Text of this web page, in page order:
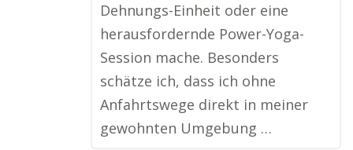
Dehnungs-Einheit oder eine
herausfordernde Power-Yoga-
Session mache. Besonders
schätze ich, dass ich ohne
Anfahrtswege direkt in meiner
gewohnten Umgebung …